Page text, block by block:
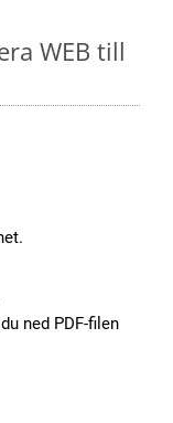
WEB till
ned PDF-filen